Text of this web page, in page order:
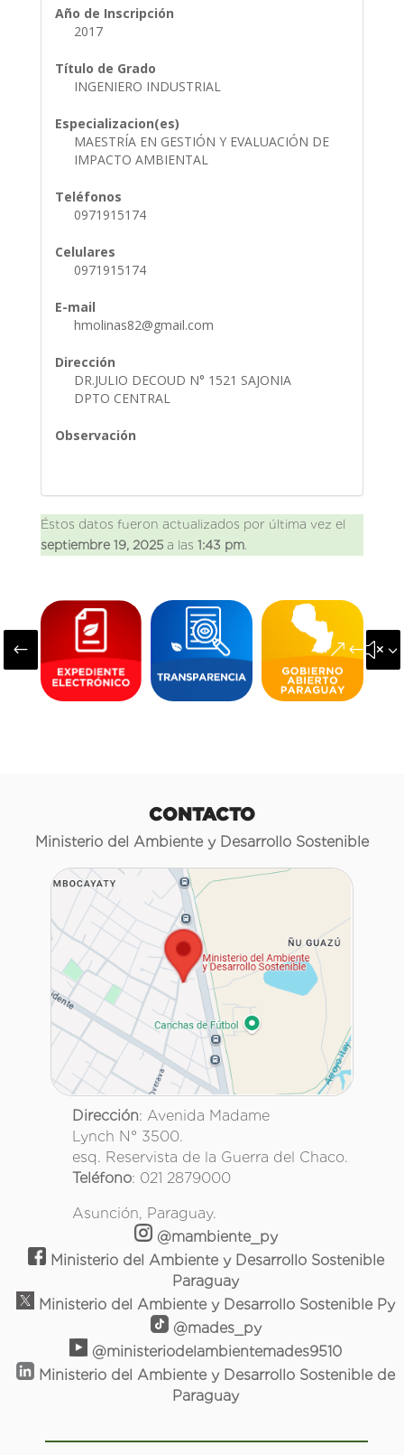
Año de Inscripción
2017
Título de Grado
INGENIERO INDUSTRIAL
Especializacion(es)
MAESTRÍA EN GESTIÓN Y EVALUACIÓN DE
IMPACTO AMBIENTAL
Teléfonos
0971915174
Celulares
0971915174
E-mail
hmolinas82@gmail.com
Dirección
DR.JULIO DECOUD N° 1521 SAJONIA
DPTO CENTRAL
Observación
Éstos datos fueron actualizados por última vez el
septiembre 19, 2025a las 1:43 pm.
#
CONTACTO
Ministerio del Ambiente y Desarrollo Sostenible
Dirección: Avenida Madame
Lynch N° 3500.
esq. Reservista de la Guerra del Chaco.
Teléfono: 021 2879000
Asunción, Paraguay.
@mambiente_py
Ministerio del Ambiente y Desarrollo Sostenible
Paraguay
Ministerio del Ambiente y Desarrollo Sostenible Py
@mades_py
@ministeriodelambientemades9510
Ministerio del Ambiente y Desarrollo Sostenible de
Paraguay